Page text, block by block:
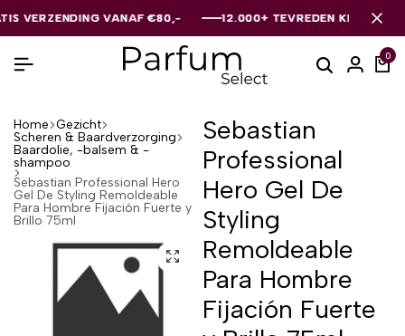
VANAF €80,- 12.000+ TEVREDEN KLANTEN
VANAF €80,- 12.000+ TEVREDEN KLANTEN
VANAF €80,- 12.000+ TEVREDEN KLANTEN
0
Home Gezicht
Scheren & Baardverzorging
Baardolie, -balsem & -
shampoo
Sebastian Professional Hero
Gel De Styling Remoldeable
Para Hombre Fijación Fuerte y
Brillo 75ml
Sebastian
Professional
Hero Gel De
Styling
Remoldeable
Para Hombre
Fijación Fuerte